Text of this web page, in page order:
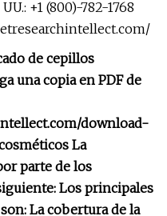
+1 (800)-782-1768
de cepillos
una copia en PDF de
download-
La
parte de los
Los principales
La cobertura de la